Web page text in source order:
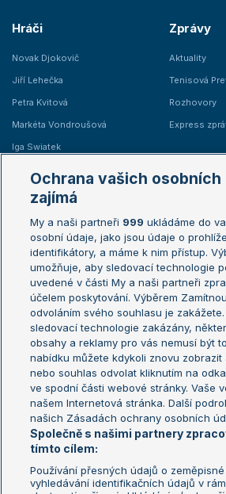
Hráči
Novak Djokovič
Jiří Lehečka
Petra Kvitová
Markéta Vondroušová
Iga Swiatek
Zprávy
Aktuality
Tenisová
Rozhovory
Express
Žebříčky
Žebříček ATP (muži)
Žebříček WTA (ženy)
Sázkařský žebříček
Australian
French Open
Wimbledon
US Open
Turnaj mistrů
Turnaj
Aktualní trendy
Fotbalové přestupy
Livesport Daily
LS Prague Open
Ochrana vašich osobních
zajímá
My a naši partneři 999 ukládáme do
osobní údaje, jako jsou údaje o
identifikátory, a máme k nim přístup.
umožňuje, aby sledovací technologie
uvedené v části My a naši partneři
účelem poskytování. Výběrem
odvoláním svého souhlasu je
sledovací technologie zakázány,
obsahy a reklamy pro vás nemusí být
nabídku můžete kdykoli znovu zobrazit
nebo souhlas odvolat kliknutím na
ve spodní části webové stránky. Vaše
našem Internetová stránka. Další
našich Zásadách ochrany osobních
Společně s našimi partnery
tímto cílem:
Používání přesných údajů o
vyhledávání identifikačních údajů v